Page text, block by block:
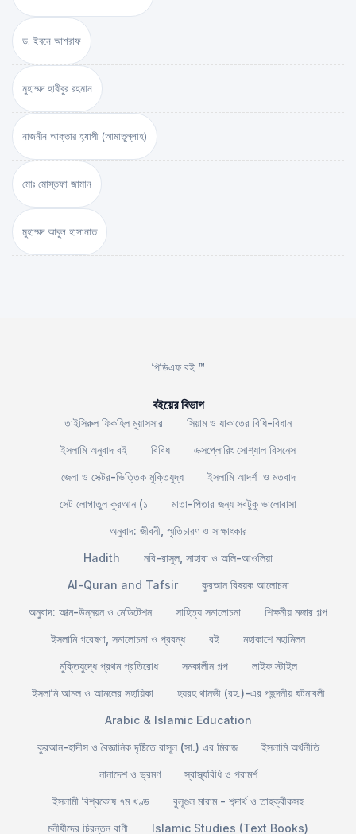
ড. ইবনে আশরাফ
মুহাম্মদ হাবীবুর রহমান
নাজনীন আক্তার হ্যাপী (আমাতুল্লাহ)
মোঃ মোস্তফা জামান
মুহাম্মদ আবুল হাসানাত
পিডিএফ বই ™
বইয়ের বিভাগ
তাইসিরুল ফিকহিল মুয়াসসার
সিয়াম ও যাকাতের বিধি-বিধান
ইসলামি অনুবাদ বই
বিবিধ
এক্সপ্লোরিং সোশ্যাল বিসনেস
জেলা ও সেক্টর-ভিত্তিক মুক্তিযুদ্ধ
ইসলামি আদর্শ ও মতবাদ
সেট লোগাতুল কুরআন (১
মাতা-পিতার জন্য সবটুকু ভালোবাসা
অনুবাদ: জীবনী, স্মৃতিচারণ ও সাক্ষাৎকার
Hadith
নবি-রাসুল, সাহাবা ও অলি-আওলিয়া
Al-Quran and Tafsir
কুরআন বিষয়ক আলোচনা
অনুবাদ: আত্ম-উন্নয়ন ও মেডিটেশন
সাহিত্য সমালোচনা
শিক্ষনীয় মজার গল্প
ইসলামি গবেষণা, সমালোচনা ও প্রবন্ধ
বই
মহাকাশে মহামিলন
মুক্তিযুদ্ধে প্রথম প্রতিরোধ
সমকালীন গল্প
লাইফ স্টাইল
ইসলামি আমল ও আমলের সহায়িকা
হযরহ থানভী (রহ.)-এর পছন্দনীয় ঘটনাবলী
Arabic & Islamic Education
কুরআন-হাদীস ও বৈজ্ঞানিক দৃষ্টিতে রাসূল (সা.) এর মিরাজ
ইসলামি অর্থনীতি
নানাদেশ ও ভ্রমণ
স্বাস্থ্যবিধি ও পরামর্শ
ইসলামী বিশ্বকোষ ৭ম খণ্ড
বুলূগুল মারাম - শব্দার্থ ও তাহক্বীকসহ
মনীষীদের চিরন্তন বাণী
Islamic Studies (Text Books)